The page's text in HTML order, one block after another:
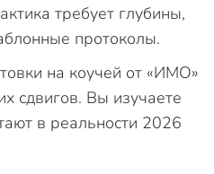
требует глубины,
протоколы.
на коучей от «ИМО»
сдвигов. Вы изучаете
в реальности 2026